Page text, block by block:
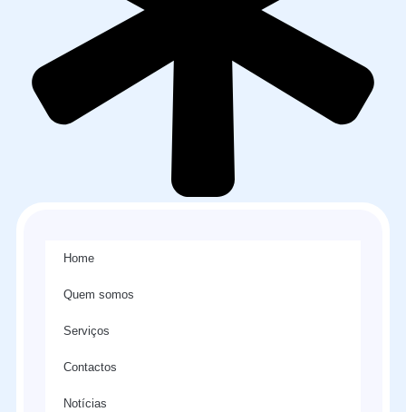
Home
Quem somos
Serviços
Contactos
Notícias